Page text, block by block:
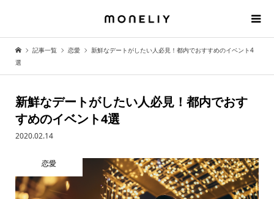
記事一覧 恋愛
新鮮なデートがしたい人必見！都内でおすすめのイベント4
選
新鮮なデートがしたい人必見！都内でおす
すめのイベント4選
2020.02.14
恋愛